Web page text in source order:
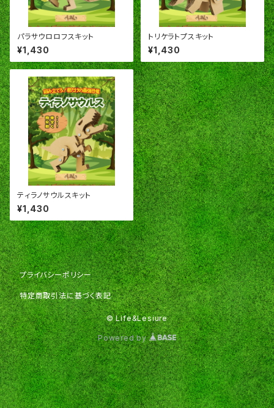
パラサウロロフスキット
¥1,430
トリケラトプスキット
¥1,430
ティラノサウルスキット
¥1,430
プライバシーポリシー
特定商取引法に基づく表記
© Life&Lesiure
Powered by